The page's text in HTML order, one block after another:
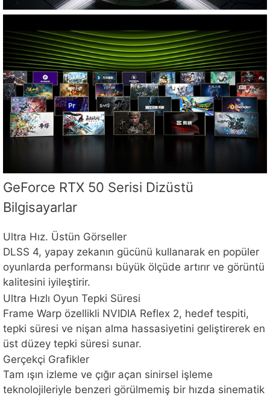
GeForce RTX 50 Serisi Dizüstü
Bilgisayarlar
Ultra Hız. Üstün Görseller
DLSS 4, yapay zekanın gücünü kullanarak en popüler
oyunlarda performansı büyük ölçüde artırır ve görüntü
kalitesini iyileştirir.
Ultra Hızlı Oyun Tepki Süresi
Frame Warp özellikli NVIDIA Reflex 2, hedef tespiti,
tepki süresi ve nişan alma hassasiyetini geliştirerek en
üst düzey tepki süresi sunar.
Gerçekçi Grafikler
Tam ışın izleme ve çığır açan sinirsel işleme
teknolojileriyle benzeri görülmemiş bir hızda sinematik